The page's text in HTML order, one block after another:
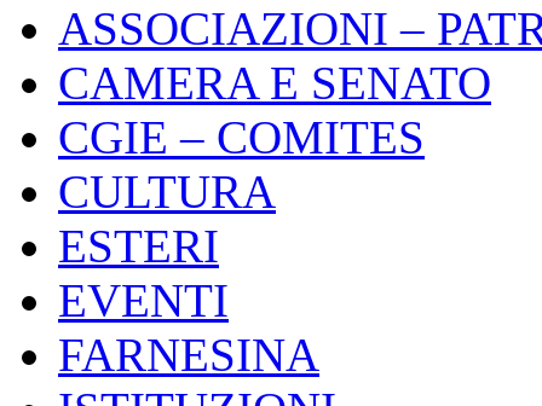
ASSOCIAZIONI –
CAMERA E SENATO
CGIE – COMITES
CULTURA
ESTERI
EVENTI
FARNESINA